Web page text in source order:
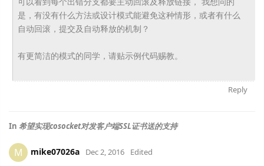
是，有没有什么方法或设计模式能避免这种情形， 或者有什么
自动回滚，提交及自动释放的机制？
有更简洁的模式的同学，请贴示例代码赐教。
Reply
In 希望实现cosocket对发客户端SSL证书送的支持
M mike07026a Dec 2, 2016 Edited